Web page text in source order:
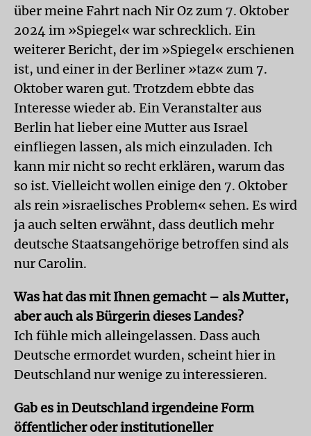
über meine Fahrt nach Nir Oz zum 7. Oktober
2024 im »Spiegel« war schrecklich. Ein
weiterer Bericht, der im »Spiegel« erschienen
ist, und einer in der Berliner »taz« zum 7.
Oktober waren gut. Trotzdem ebbte das
Interesse wieder ab. Ein Veranstalter aus
Berlin hat lieber eine Mutter aus Israel
einfliegen lassen, als mich einzuladen. Ich
kann mir nicht so recht erklären, warum das
so ist. Vielleicht wollen einige den 7. Oktober
als rein »israelisches Problem« sehen. Es wird
ja auch selten erwähnt, dass deutlich mehr
deutsche Staatsangehörige betroffen sind als
nur Carolin.
Was hat das mit Ihnen gemacht – als Mutter,
aber auch als Bürgerin dieses Landes?
Ich fühle mich alleingelassen. Dass auch
Deutsche ermordet wurden, scheint hier in
Deutschland nur wenige zu interessieren.
Gab es in Deutschland irgendeine Form
öffentlicher oder institutioneller